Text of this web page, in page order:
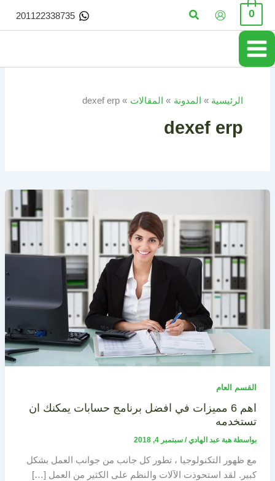
تخطي
المحتوى
0 البحث 201122338735
الرئيسية المدونة المقالات dexef erp
dexef erp
القسم العام
اهم 6 مميزات في افضل برنامج حسابات يمكنك ان
تستخدمه
بواسطة هبة عبد الهادي/ سبتمبر 4, 2018
مع ظهور التكنولوجيا ، تطور كل جانب من جوانب العمل بشكل
كبير. لقد استحوذت الآلات والنظم على الكثير من العمل […]